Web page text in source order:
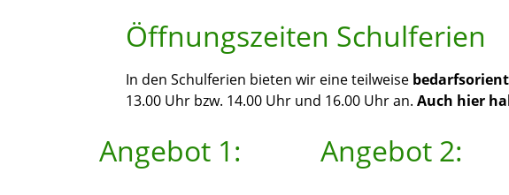
Öffnungszeiten Schulferien
In den Schulferien bieten wir eine teilweise
13.00 Uhr bzw. 14.00 Uhr und 16.00 Uhr an. Auch hier
Angebot 1: Angebot 2: